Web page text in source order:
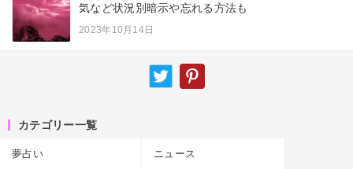
気など状況別暗示や忘れる方法も
2023年10月14日
カテゴリー一覧
夢占い ニュース